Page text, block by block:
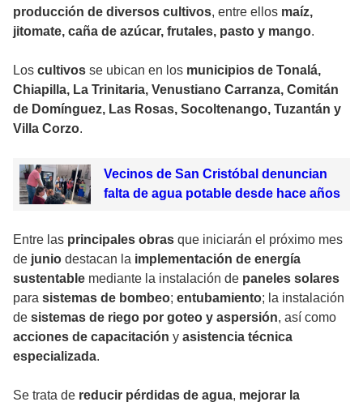
producción de diversos cultivos, entre ellos maíz,
jitomate, caña de azúcar, frutales, pasto y mango.
Los cultivos se ubican en los municipios de Tonalá,
Chiapilla, La Trinitaria, Venustiano Carranza, Comitán
de Domínguez, Las Rosas, Socoltenango, Tuzantán y
Villa Corzo.
Vecinos de San Cristóbal denuncian
falta de agua potable desde hace años
Entre las principales obras que iniciarán el próximo mes
de junio destacan la implementación de energía
sustentable mediante la instalación de paneles solares
para sistemas de bombeo; entubamiento; la instalación
de sistemas de riego por goteo y aspersión, así como
acciones de capacitación y asistencia técnica
especializada.
Se trata de reducir pérdidas de agua, mejorar la